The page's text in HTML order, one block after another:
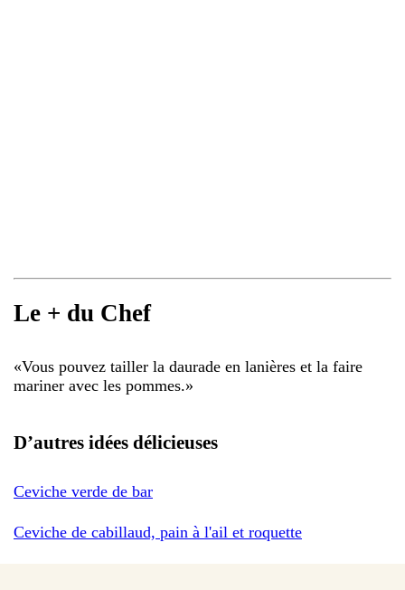
Le + du Chef
«Vous pouvez tailler la daurade en lanières et la faire
mariner avec les pommes.»
D’autres idées délicieuses
Ceviche verde de bar
Ceviche de cabillaud, pain à l'ail et roquette